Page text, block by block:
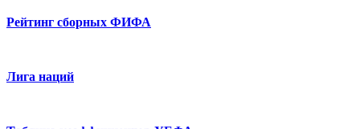
Рейтинг сборных ФИФА
Лига наций